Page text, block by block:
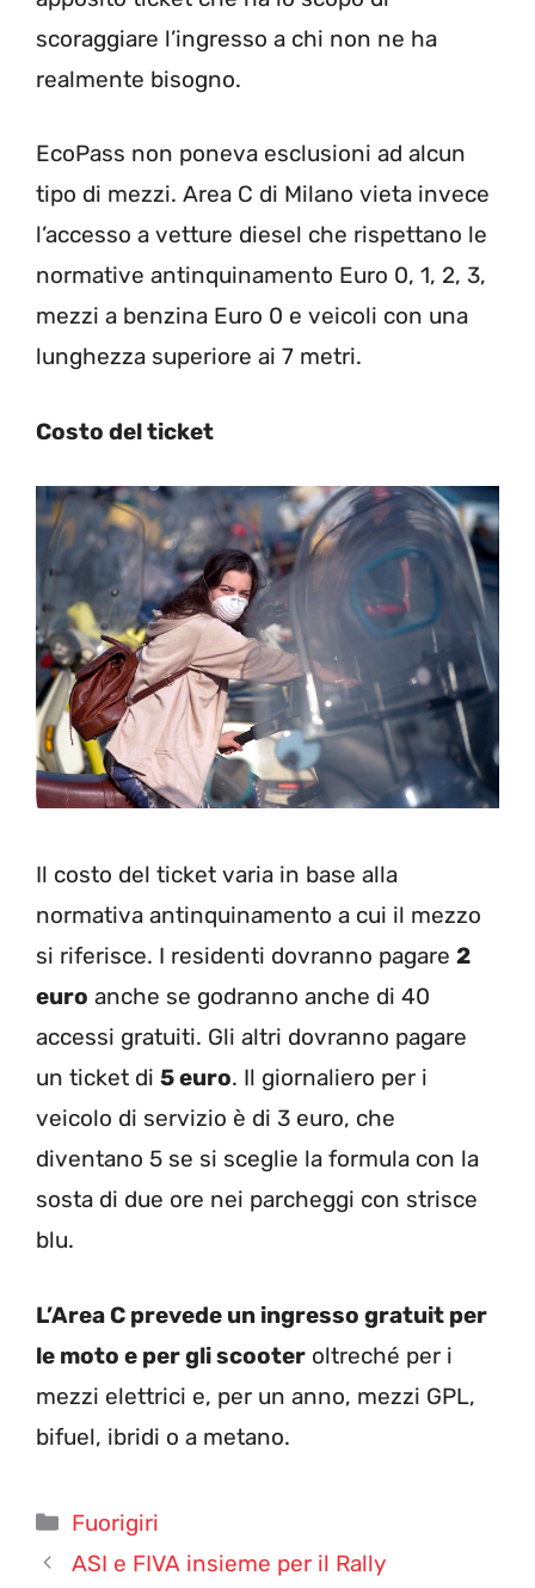
scoraggiare l’ingresso a chi non ne ha
realmente bisogno.
EcoPass non poneva esclusioni ad alcun
tipo di mezzi. Area C di Milano vieta invece
l’accesso a vetture diesel che rispettano le
normative antinquinamento Euro 0, 1, 2, 3,
mezzi a benzina Euro 0 e veicoli con una
lunghezza superiore ai 7 metri.
Costo del ticket
Il costo del ticket varia in base alla
normativa antinquinamento a cui il mezzo
si riferisce. I residenti dovranno pagare 2
euro anche se godranno anche di 40
accessi gratuiti. Gli altri dovranno pagare
un ticket di 5 euro. Il giornaliero per i
veicolo di servizio è di 3 euro, che
diventano 5 se si sceglie la formula con la
sosta di due ore nei parcheggi con strisce
blu.
L’Area C prevede un ingresso gratuit per
le moto e per gli scooter oltreché per i
mezzi elettrici e, per un anno, mezzi GPL,
bifuel, ibridi o a metano.
Categorie
Fuorigiri
ASI e FIVA insieme per il Rally